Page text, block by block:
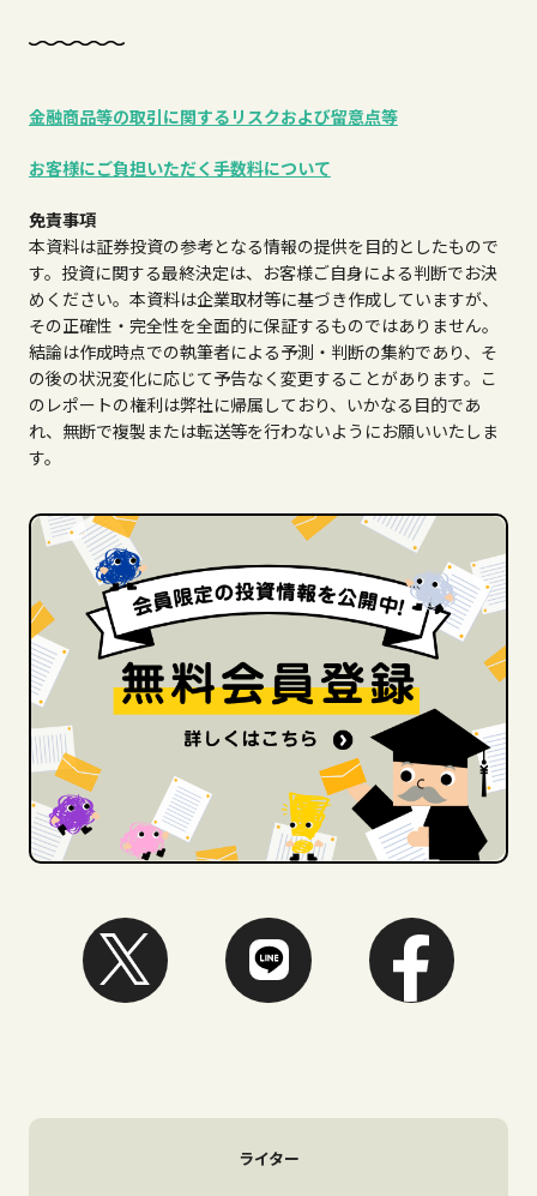
金融商品等の取引に関するリスクおよび留意点等
お客様にご負担いただく手数料について
免責事項
本資料は証券投資の参考となる情報の提供を目的としたもので
す。投資に関する最終決定は、お客様ご自身による判断でお決
めください。本資料は企業取材等に基づき作成していますが、
その正確性・完全性を全面的に保証するものではありません。
結論は作成時点での執筆者による予測・判断の集約であり、そ
の後の状況変化に応じて予告なく変更することがあります。こ
のレポートの権利は弊社に帰属しており、いかなる目的であ
れ、無断で複製または転送等を行わないようにお願いいたしま
す。
ライター